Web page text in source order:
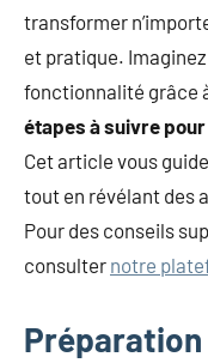
transformer
et pratique.
fonctionnalité grâce
étapes à suivre
Cet article vous
tout en révélant des
Pour des conseils
consulter notre